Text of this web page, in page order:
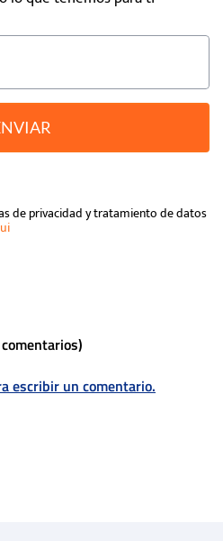
de privacidad y tratamiento de datos
escribir un comentario.